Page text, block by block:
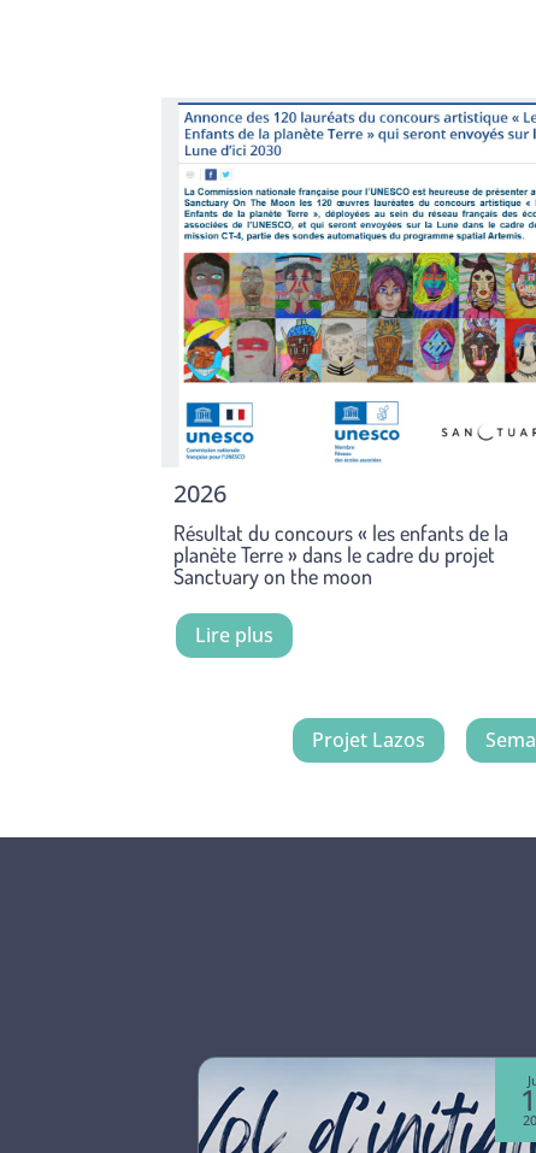
2026
Résultat du concours « les enfants de la
planète Terre » dans le cadre du projet
Sanctuary on the moon
Lire plus
Projet Lazos